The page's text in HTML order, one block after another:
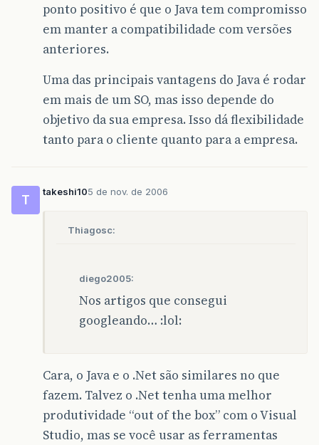
ponto positivo é que o Java tem compromisso
em manter a compatibilidade com versões
anteriores.
Uma das principais vantagens do Java é rodar
em mais de um SO, mas isso depende do
objetivo da sua empresa. Isso dá flexibilidade
tanto para o cliente quanto para a empresa.
T
takeshi105 de nov. de 2006
Thiagosc:
diego2005:
Nos artigos que consegui
googleando… :lol:
Cara, o Java e o .Net são similares no que
fazem. Talvez o .Net tenha uma melhor
produtividade “out of the box” com o Visual
Studio, mas se você usar as ferramentas